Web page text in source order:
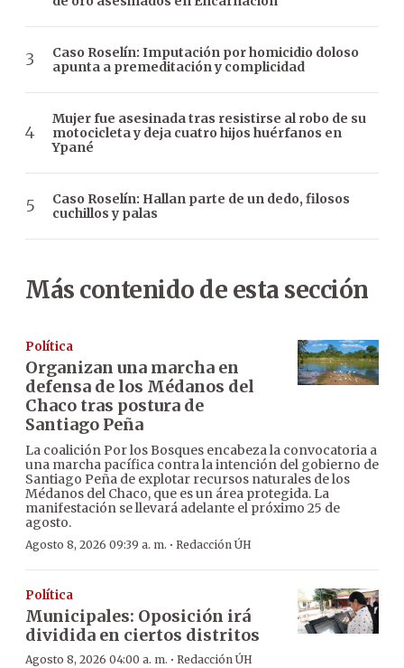
Caso Roselín: Imputación por homicidio doloso
apunta a premeditación y complicidad
Mujer fue asesinada tras resistirse al robo de su
motocicleta y deja cuatro hijos huérfanos en
Ypané
Caso Roselín: Hallan parte de un dedo, filosos
cuchillos y palas
Más contenido de esta sección
Política
Organizan una marcha en
defensa de los Médanos del
Chaco tras postura de
Santiago Peña
La coalición Por los Bosques encabeza la convocatoria a
una marcha pacífica contra la intención del gobierno de
Santiago Peña de explotar recursos naturales de los
Médanos del Chaco, que es un área protegida. La
manifestación se llevará adelante el próximo 25 de
agosto.
Agosto 8, 2026 09:39 a. m. · Redacción ÚH
Política
Municipales: Oposición irá
dividida en ciertos distritos
Agosto 8, 2026 04:00 a. m. · Redacción ÚH